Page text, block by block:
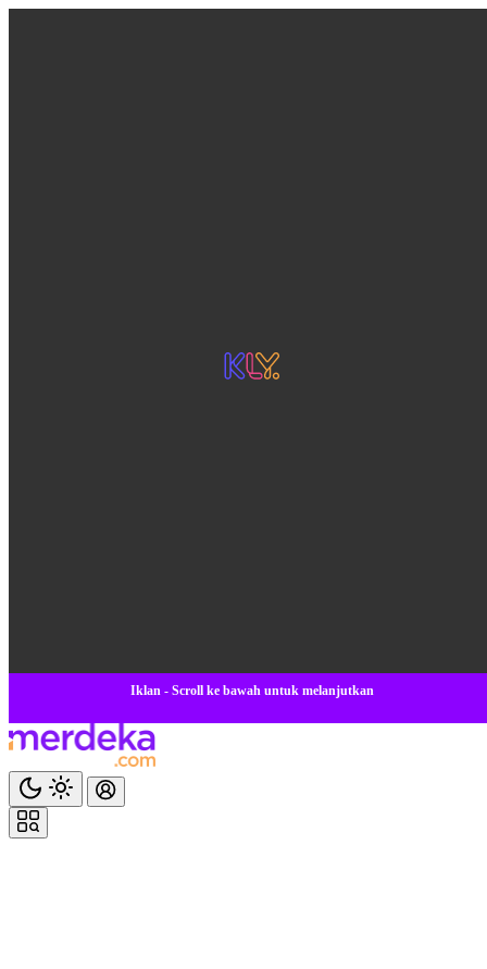
Iklan - Scroll ke bawah untuk melanjutkan